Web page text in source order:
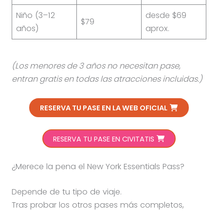
Niño (3–12
años)
$79
desde $69
aprox.
(Los menores de 3 años no necesitan pase,
entran gratis en todas las atracciones incluidas.)
RESERVA TU PASE EN LA WEB OFICIAL
RESERVA TU PASE EN CIVITATIS
¿Merece la pena el New York Essentials Pass?
Depende de tu tipo de viaje.
Tras probar los otros pases más completos,